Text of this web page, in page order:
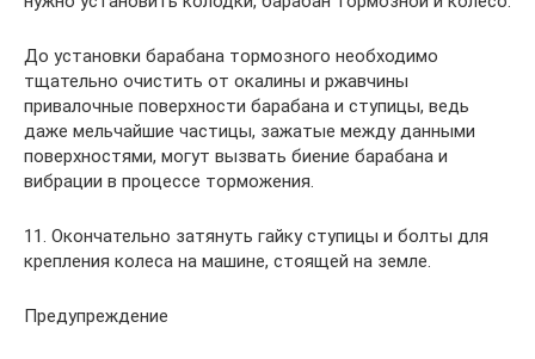
До установки барабана тормозного необходимо
тщательно очистить от окалины и ржавчины
привалочные поверхности барабана и ступицы, ведь
даже мельчайшие частицы, зажатые между данными
поверхностями, могут вызвать биение барабана и
вибрации в процессе торможения.
11. Окончательно затянуть гайку ступицы и болты для
крепления колеса на машине, стоящей на земле.
Предупреждение